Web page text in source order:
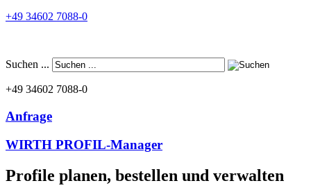
+49 34602 7088-0
Suchen ...
+49 34602 7088-0
Anfrage
WIRTH PROFIL-Manager
Profile planen, bestellen und verwalten